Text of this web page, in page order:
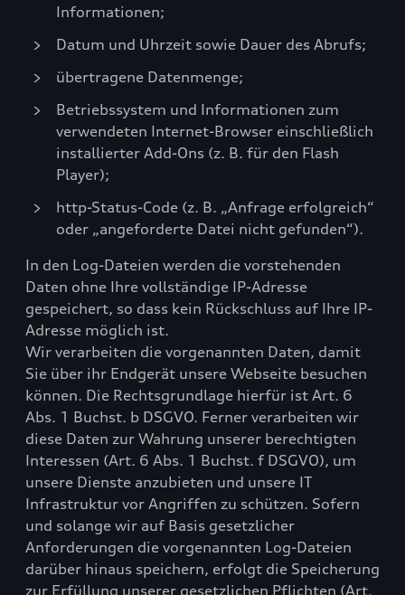
Informationen;
Datum und Uhrzeit sowie Dauer des Abrufs;
übertragene Datenmenge;
Betriebssystem und Informationen zum
verwendeten Internet-Browser einschließlich
installierter Add-Ons (z. B. für den Flash
Player);
http-Status-Code (z. B. „Anfrage erfolgreich“
oder „angeforderte Datei nicht gefunden“).
In den Log-Dateien werden die vorstehenden
Daten ohne Ihre vollständige IP-Adresse
gespeichert, so dass kein Rückschluss auf Ihre IP-
Adresse möglich ist.
Wir verarbeiten die vorgenannten Daten, damit
Sie über ihr Endgerät unsere Webseite besuchen
können. Die Rechtsgrundlage hierfür ist Art. 6
Abs. 1 Buchst. b DSGVO. Ferner verarbeiten wir
diese Daten zur Wahrung unserer berechtigten
Interessen (Art. 6 Abs. 1 Buchst. f DSGVO), um
unsere Dienste anzubieten und unsere IT
Infrastruktur vor Angriffen zu schützen. Sofern
und solange wir auf Basis gesetzlicher
Anforderungen die vorgenannten Log-Dateien
darüber hinaus speichern, erfolgt die Speicherung
zur Erfüllung unserer gesetzlichen Pflichten (Art.